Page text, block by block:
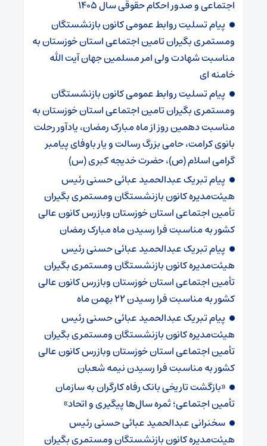
اجتماعی و صدور احکام حقوقی سال ۱۴۰۵
پیام تسلیت روابط عمومی کانون بازنشستگان
ومستمری بگیران تامین اجتماعی استان خوزستان به
مناسبت شهادت ولی امر مسلمین جهان آیت الله
خامنه ای
پیام تسلیت روابط عمومی کانون بازنشستگان
ومستمری بگیران تامین اجتماعی استان خوزستان به
مناسبت دهمین روز از ماه مبارک رمضان، یادآور رحلت
بانوی کرامت، حامی بزرگ رسالت و یار باوفای پیامبر
گرامی اسلام (ص)، حضرت خدیجه کبری (س)
پیام تبریک عبدالحمید عبائی حسنی رئیس
هیئت‌مدیره کانون بازنشستگان ومستمری بگیران
تأمین اجتماعی استان خوزستان وبازرس کانون عالی
کشور به مناسبت فرا رسیدن ماه مبارک رمضان
پیام تبریک عبدالحمید عبائی حسنی رئیس
هیئت‌مدیره کانون بازنشستگان ومستمری بگیران
تأمین اجتماعی استان خوزستان وبازرس کانون عالی
کشور به مناسبت فرا رسیدن ۲۲ بهمن ماه
پیام تبریک عبدالحمید عبائی حسنی رئیس
هیئت‌مدیره کانون بازنشستگان ومستمری بگیران
تأمین اجتماعی استان خوزستان وبازرس کانون عالی
کشور به مناسبت فرا رسیدن نیمه شعبان
«بازگشت تاریخی بانک رفاه کارگران به سازمان
تأمین اجتماعی؛ ثمره سال‌ها پیگیری و اتحاد»
سخنرانی عبدالحمید عبائی حسنی رئیس
هیئت‌مدیره کانون بازنشستگان ومستمری بگیران